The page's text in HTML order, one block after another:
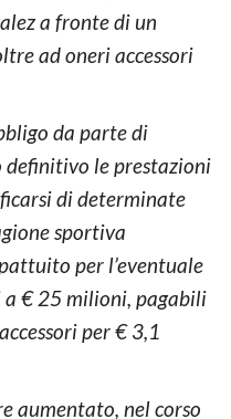
a fronte di un
ad oneri accessori
da parte di
le prestazioni
di determinate
sportiva
per l’eventuale
€ 25 milioni, pagabili
per € 3,1
aumentato, nel corso